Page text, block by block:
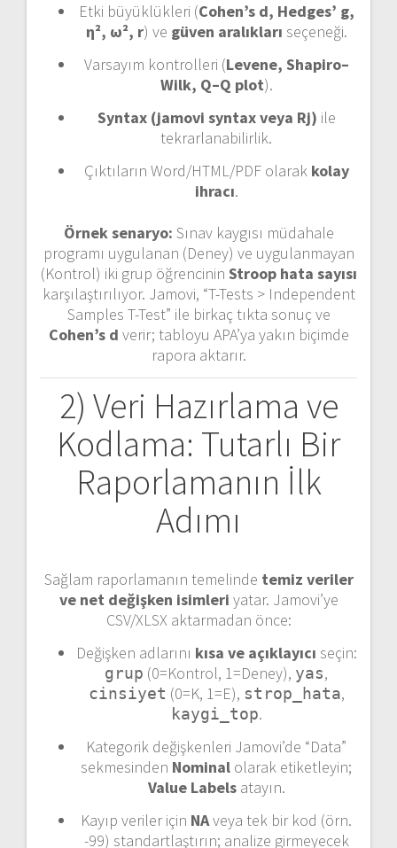
Etki büyüklükleri (Cohen’s d, Hedges’ g,
η², ω², r) ve güven aralıkları seçeneği.
Varsayım kontrolleri (Levene, Shapiro–
Wilk, Q–Q plot).
Syntax (jamovi syntax veya Rj) ile
tekrarlanabilirlik.
Çıktıların Word/HTML/PDF olarak kolay
ihracı.
Örnek senaryo: Sınav kaygısı müdahale
programı uygulanan (Deney) ve uygulanmayan
(Kontrol) iki grup öğrencinin Stroop hata sayısı
karşılaştırılıyor. Jamovi, “T-Tests > Independent
Samples T-Test” ile birkaç tıkta sonuç ve
Cohen’s d verir; tabloyu APA’ya yakın biçimde
rapora aktarır.
2) Veri Hazırlama ve
Kodlama: Tutarlı Bir
Raporlamanın İlk
Adımı
Sağlam raporlamanın temelinde temiz veriler
ve net değişken isimleri yatar. Jamovi’ye
CSV/XLSX aktarmadan önce:
Değişken adlarını kısa ve açıklayıcı seçin:
grup (0=Kontrol, 1=Deney), yas,
cinsiyet (0=K, 1=E), strop_hata,
kaygi_top.
Kategorik değişkenleri Jamovi’de “Data”
sekmesinden Nominal olarak etiketleyin;
Value Labelsatayın.
Kayıp veriler için NAveya tek bir kod (örn.
-99) standartlaştırın; analize girmeyecek